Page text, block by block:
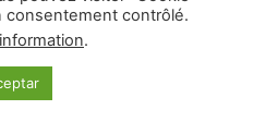
Genovés
consentement contrôlé.
.